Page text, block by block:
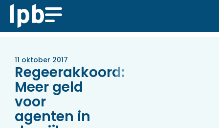
11 oktober 2017
Regeerakkoord:
Meer geld
voor
agenten in